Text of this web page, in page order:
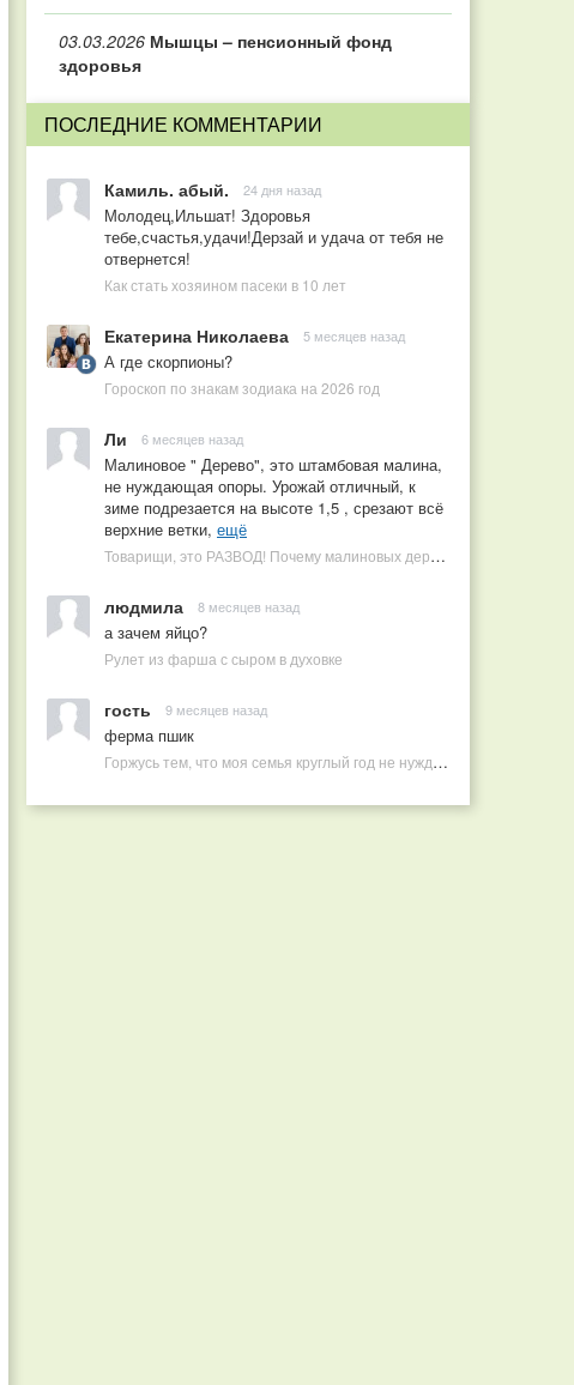
03.03.2026 Мышцы – пенсионный фонд
здоровья
ПОСЛЕДНИЕ КОММЕНТАРИИ
Камиль. абый. 24 дня назад
Молодец,Ильшат! Здоровья
тебе,счастья,удачи!Дерзай и удача от тебя не
отвернется!
Как стать хозяином пасеки в 10 лет
Екатерина Николаева 5 месяцев назад
А где скорпионы?
Гороскоп по знакам зодиака на 2026 год
Ли 6 месяцев назад
Малиновое " Дерево", это штамбовая малина,
не нуждающая опоры. Урожай отличный, к
зиме подрезается на высоте 1,5 , срезают всё
верхние ветки, ещё
Товарищи, это РАЗВОД! Почему малиновых деревьев не бывает, или Как ушлые продавцы наживаются на мечтах садоводов
людмила 8 месяцев назад
а зачем яйцо?
Рулет из фарша с сыром в духовке
гость 9 месяцев назад
ферма пшик
Горжусь тем, что моя семья круглый год не нуждается в покупных витаминах